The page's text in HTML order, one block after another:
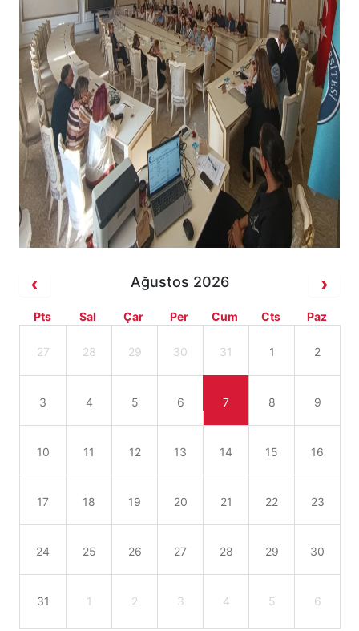
Ağustos 2026
Pts Sal Çar Per Cum Cts Paz
27 28 29 30 31 1 2
3 4 5 6 7 8 9
10 11 12 13 14 15 16
17 18 19 20 21 22 23
24 25 26 27 28 29 30
31 1 2 3 4 5 6